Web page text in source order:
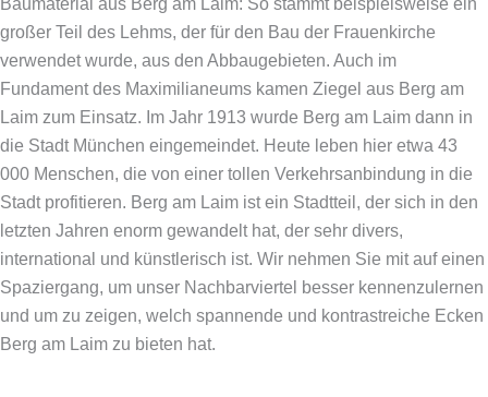
großer Teil des Lehms, der für den Bau der Frauenkirche
verwendet wurde, aus den Abbaugebieten. Auch im
Fundament des Maximilianeums kamen Ziegel aus Berg am
Laim zum Einsatz. Im Jahr 1913 wurde Berg am Laim dann in
die Stadt München eingemeindet. Heute leben hier etwa 43
000 Menschen, die von einer tollen Verkehrsanbindung in die
Stadt profitieren. Berg am Laim ist ein Stadtteil, der sich in den
letzten Jahren enorm gewandelt hat, der sehr divers,
international und künstlerisch ist. Wir nehmen Sie mit auf einen
Spaziergang, um unser Nachbarviertel besser kennenzulernen
und um zu zeigen, welch spannende und kontrastreiche Ecken
Berg am Laim zu bieten hat.